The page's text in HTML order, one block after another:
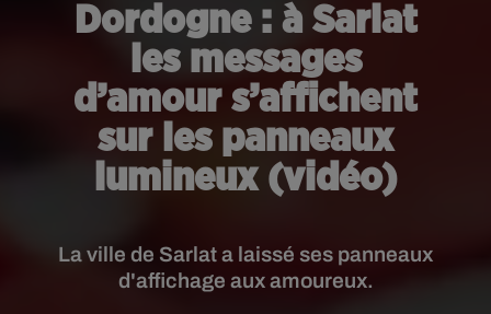
Dordogne : à Sarlat
les messages
d’amour s’affichent
sur les panneaux
lumineux (vidéo)
La ville de Sarlat a laissé ses panneaux
d'affichage aux amoureux.